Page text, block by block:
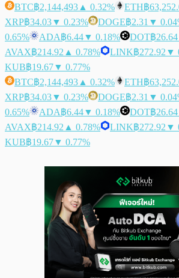
BTC฿2,144,493 ▲ 0.32% ETH฿
XRP฿34.03▼ 0.23% DOGE฿2.31 ▼
0.65%
ADA฿6.44▼ 0.18% DOT฿26.64
AVAX฿214.92 ▲ 0.78% LINK฿272.92 ▼
KUB฿19.67▼ 0.77%
BTC฿2,144,493 ▲ 0.32% ETH฿
XRP฿34.03▼ 0.23% DOGE฿2.31 ▼
0.65%
ADA฿6.44▼ 0.18% DOT฿26.64
AVAX฿214.92 ▲ 0.78% LINK฿272.92 ▼
KUB฿19.67▼ 0.77%